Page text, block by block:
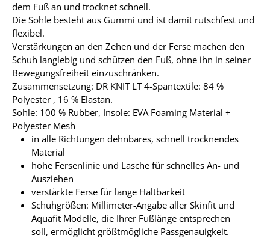
dem Fuß an und trocknet schnell.
Die Sohle besteht aus Gummi und ist damit rutschfest und
flexibel.
Verstärkungen an den Zehen und der Ferse machen den
Schuh langlebig und schützen den Fuß, ohne ihn in seiner
Bewegungsfreiheit einzuschränken.
Zusammensetzung: DR KNIT LT 4-Spantextile: 84 %
Polyester , 16 % Elastan.
Sohle: 100 % Rubber, Insole: EVA Foaming Material +
Polyester Mesh
in alle Richtungen dehnbares, schnell trocknendes
Material
hohe Fersenlinie und Lasche für schnelles An- und
Ausziehen
verstärkte Ferse für lange Haltbarkeit
Schuhgrößen: Millimeter-Angabe aller Skinfit und
Aquafit Modelle, die Ihrer Fußlänge entsprechen
soll, ermöglicht größtmögliche Passgenauigkeit.